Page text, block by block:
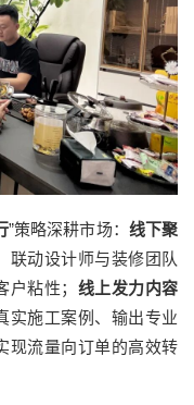
”策略深耕市场： 线下聚
联动设计师与装修团队
粘性； 线上发力内容
实施工案例、输出专业
现流量向订单的高效转